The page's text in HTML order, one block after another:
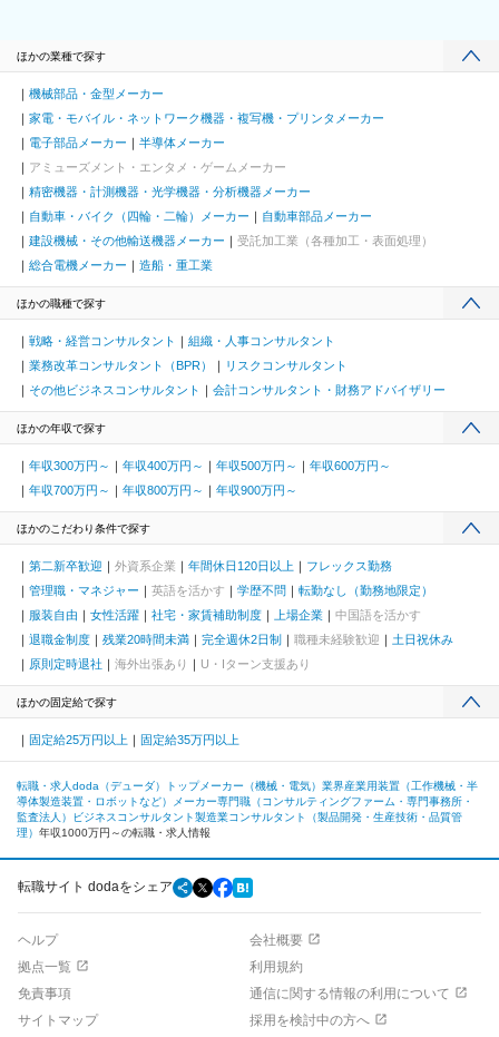
ほかの業種で探す
機械部品・金型メーカー
家電・モバイル・ネットワーク機器・複写機・プリンタメーカー
電子部品メーカー
半導体メーカー
アミューズメント・エンタメ・ゲームメーカー
精密機器・計測機器・光学機器・分析機器メーカー
自動車・バイク（四輪・二輪）メーカー
自動車部品メーカー
建設機械・その他輸送機器メーカー
受託加工業（各種加工・表面処理）
総合電機メーカー
造船・重工業
ほかの職種で探す
戦略・経営コンサルタント
組織・人事コンサルタント
業務改革コンサルタント（BPR）
リスクコンサルタント
その他ビジネスコンサルタント
会計コンサルタント・財務アドバイザリー
ほかの年収で探す
年収300万円～ 年収400万円～ 年収500万円～
年収600万円～
年収700万円～
年収800万円～ 年収900万円～
ほかのこだわり条件で探す
第二新卒歓迎 外資系企業 年間休日120日以上
フレックス勤務
管理職・マネジャー
英語を活かす 学歴不問
転勤なし（勤務地限定）
服装自由
女性活躍 社宅・家賃補助制度 上場企業
中国語を活かす
退職金制度
残業20時間未満 完全週休2日制 職種未経験歓迎
土日祝休み
原則定時退社
海外出張あり U・Iターン支援あり
ほかの固定給で探す
固定給25万円以上 固定給35万円以上
転職・求人doda（デューダ）トップメーカー（機械・電気）業界産業用装置（工作機械・半
導体製造装置・ロボットなど）メーカー専門職（コンサルティングファーム・専門事務所・
監査法人）
ビジネスコンサルタント製造業コンサルタント（製品開発・生産技術・品質管
理） 年収1000万円～の転職・求人情報
転職サイト dodaをシェア
ヘルプ
会社概要
拠点一覧
利用規約
免責事項
通信に関する情報の利用について
サイトマップ
採用を検討中の方へ